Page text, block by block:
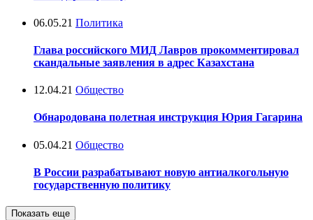
06.05.21 Политика
Глава российского МИД Лавров прокомментировал
скандальные заявления в адрес Казахстана
12.04.21 Общество
Обнародована полетная инструкция Юрия Гагарина
05.04.21 Общество
В России разрабатывают новую антиалкогольную
государственную политику
Показать еще